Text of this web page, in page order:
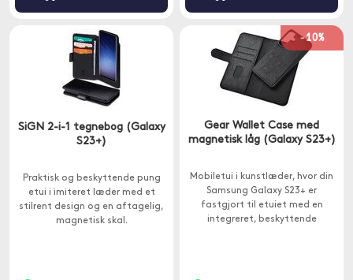
SiGN 2-i-1 tegnebog (Galaxy
S23+)
Praktisk og beskyttende pung
etui i imiteret læder med et
stilrent design og en aftagelig,
magnetisk skal.
-10%
Gear Wallet Case med
magnetisk låg (Galaxy S23+)
Mobiletui i kunstlæder, hvor din
Samsung Galaxy S23+ er
fastgjort til etuiet med en
integreret, beskyttende